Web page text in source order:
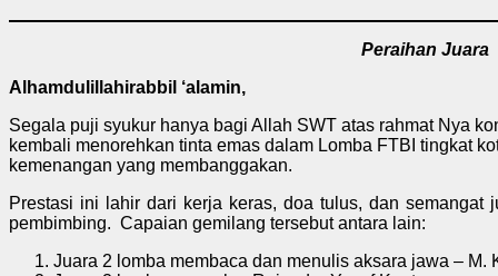
Peraihan Juara
Alhamdulillahirabbil ‘alamin,
Segala puji syukur hanya bagi Allah SWT atas rahmat Nya
kembali menorehkan tinta emas dalam Lomba FTBI tingkat
kemenangan yang membanggakan.
Prestasi ini lahir dari kerja keras, doa tulus, dan semangat
pembimbing. Capaian gemilang tersebut antara lain:
Juara 2 lomba membaca dan menulis aksara jawa – M.